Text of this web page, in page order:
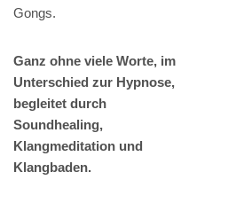
Gongs.
Ganz ohne viele Worte, im
Unterschied zur Hypnose,
begleitet durch
Soundhealing,
Klangmeditation und
Klangbaden.